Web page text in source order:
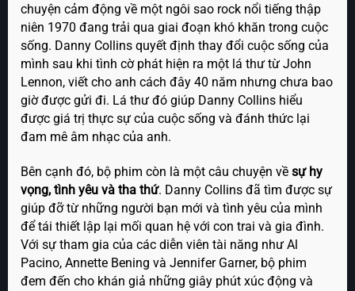
chuyện cảm động về một ngôi sao rock nổi tiếng thập
niên 1970 đang trải qua giai đoạn khó khăn trong cuộc
sống. Danny Collins quyết định thay đổi cuộc sống của
mình sau khi tình cờ phát hiện ra một lá thư từ John
Lennon, viết cho anh cách đây 40 năm nhưng chưa bao
giờ được gửi đi. Lá thư đó giúp Danny Collins hiểu
được giá trị thực sự của cuộc sống và đánh thức lại
đam mê âm nhạc của anh.
Bên cạnh đó, bộ phim còn là một câu chuyện vềsự hy
vọng, tình yêu và tha thứ. Danny Collins đã tìm được sự
giúp đỡ từ những người bạn mới và tình yêu của mình
để tái thiết lập lại mối quan hệ với con trai và gia đình.
Với sự tham gia của các diễn viên tài năng như Al
Pacino, Annette Bening và Jennifer Garner, bộ phim
đem đến cho khán giả những giây phút xúc động và